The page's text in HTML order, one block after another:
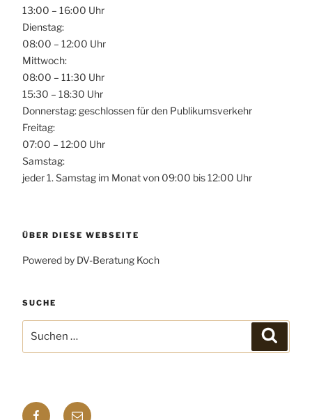
13:00 – 16:00 Uhr
Dienstag:
08:00 – 12:00 Uhr
Mittwoch:
08:00 – 11:30 Uhr
15:30 – 18:30 Uhr
Donnerstag: geschlossen für den Publikumsverkehr
Freitag:
07:00 – 12:00 Uhr
Samstag:
jeder 1. Samstag im Monat von 09:00 bis 12:00 Uhr
ÜBER DIESE WEBSEITE
Powered by DV-Beratung Koch
SUCHE
nach:
Facebook
E-